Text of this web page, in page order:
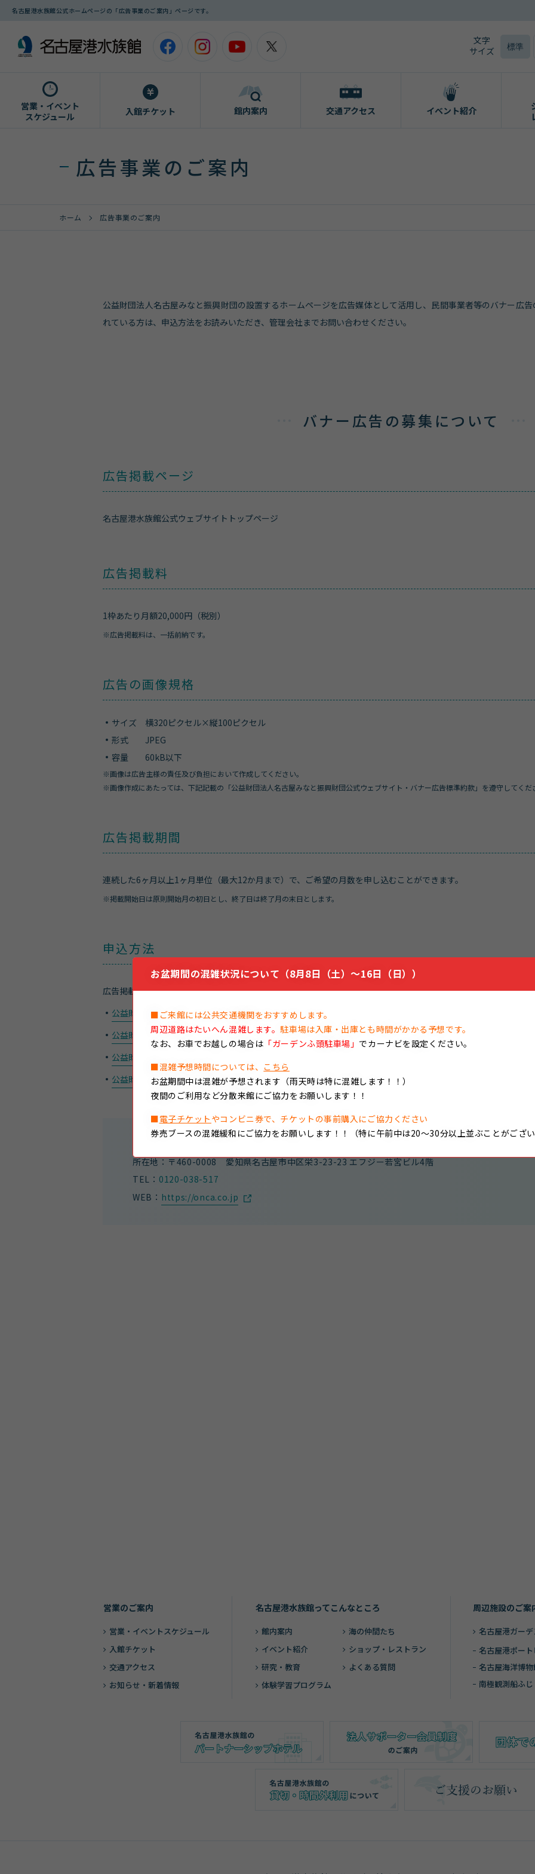
名古屋港水族館公式ホームページの「広告事業のご案内」ページです。
文字
サイズ
標準
営業・イベント
スケジュール
入館チケット 館内案内 交通アクセス イベント紹介
広告事業のご案内
ホーム 広告事業のご案内
公益財団法人名古屋みなと振興財団の設置するホームページを広告媒体として活用し、民間事業者等のバナー広
れている方は、申込方法をお読みいただき、管理会社までお問い合わせください。
バナー広告の募集について
広告掲載ページ
名古屋港水族館公式ウェブサイトトップページ
広告掲載料
1枠あたり月額20,000円（税別）
※広告掲載料は、一括前納です。
広告の画像規格
サイズ 横320ピクセル×縦100ピクセル
形式 JPEG
容量 60kB以下
※画像は広告主様の責任及び負担において作成してください。
※画像作成にあたっては、下記記載の「公益財団法人名古屋みなと振興財団公式ウェブサイト・バナー広告標準約款」を遵守してくだ
広告掲載期間
連続した6ヶ月以上1ヶ月単位（最大12か月まで）で、ご希望の月数を申し込むことができます。
※掲載開始日は原則開始月の初日とし、終了日は終了月の末日とします。
申込方法
広告掲載に関する下記資料をご確認いただき、ウェブサイト管理会社までお電話でお問い合わせの上、申込書をお
公益財団法人名古屋みなと振興財団公式ウェブサイト・バナー広告掲載要綱
公益財団法人名古屋みなと振興財団公式ウェブサイト・バナー広告標準約款【PDF：202KB】
公益財団法人名古屋みなと振興財団公式ウェブサイト・バナー広告募集要項
公益財団法人名古屋みなと振興財団公式ウェブサイト・バナー広告掲載申込書【docx：42KB】
所在地：〒460-0008 愛知県名古屋市中区栄3-23-23 エフジー若宮ビル4階
TEL： 0120-038-517
WEB： https://onca.co.jp
営業のご案内
営業・ イベントスケジュール
入館チケット
交通アクセス
お知らせ・新着情報
名古屋港水族館ってこんなところ
館内案内
海の仲間たち
イベント紹介
ショップ・レストラン
研究・教育
よくある質問
体験学習プログラム
周辺施設のご案
名古屋港ガー
名古屋港ポー
名古屋海洋博
南極観測船ふじ
お盆期間の混雑状況について（8月8日（土）～16日（日））
■ご来館には公共交通機関をおすすめします。
周辺道路はたいへん混雑します。駐車場は入庫・出庫とも時間がかかる予想です。
なお、
お車でお越しの場合は 「ガーデンふ頭駐車場」 でカーナビを設定ください。
■混雑予想時間については、 こちら
お盆期間中は混雑が予想されます（雨天時は特に混雑します！！）
夜間のご利用など分散来館にご協力をお願いします！！
■電子チケット やコンビニ券で、チケットの事前購入にご協力ください
券売ブースの混雑緩和にご協力をお願いします！！（特に午前中は20～30分以上並ぶことがござ